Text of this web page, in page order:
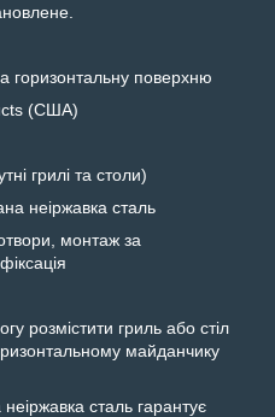
горизонтальну поверхню
(США)
грилі та столи)
неіржавка сталь
монтаж за
розмістити гриль або стіл
майданчику
неіржавка сталь гарантує